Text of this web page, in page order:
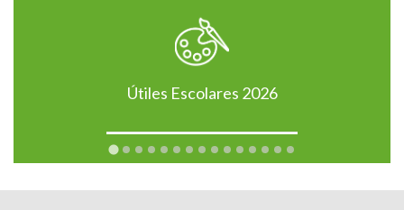
Útiles Escolares 2026